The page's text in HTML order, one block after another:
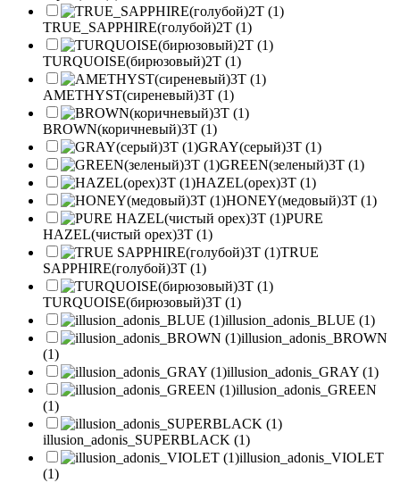
TRUE_SAPPHIRE(голубой)2T (1)
TURQUOISE(бирюзовый)2T (1)
AMETHYST(сиреневый)3T (1)
BROWN(коричневый)3T (1)
GRAY(серый)3T (1)
GREEN(зеленый)3T (1)
HAZEL(орех)3T (1)
HONEY(медовый)3T (1)
PURE
HAZEL(чистый орех)3T (1)
TRUE
SAPPHIRE(голубой)3T (1)
TURQUOISE(бирюзовый)3T (1)
illusion_adonis_BLUE (1)
illusion_adonis_BROWN
(1)
illusion_adonis_GRAY (1)
illusion_adonis_GREEN
(1)
illusion_adonis_SUPERBLACK (1)
illusion_adonis_VIOLET
(1)